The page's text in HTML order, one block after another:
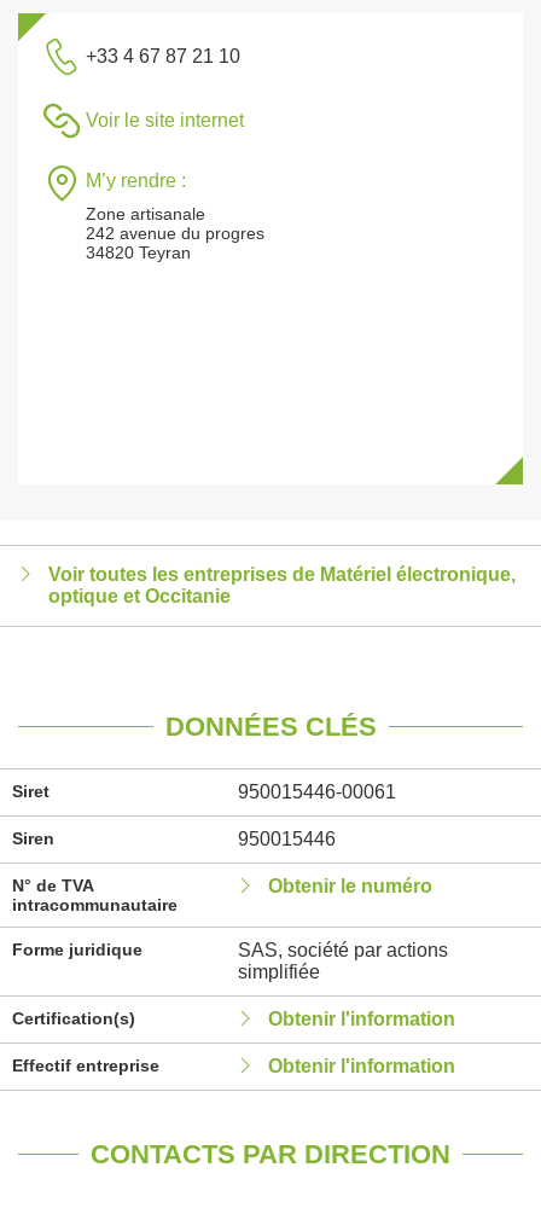
+33 4 67 87 21 10
Voir le site internet
M’y rendre :
Zone artisanale
242 avenue du progres
34820 Teyran
Voir toutes les entreprises de Matériel électronique,
optique et Occitanie
DONNÉES CLÉS
Siret 950015446-00061
Siren 950015446
N° de TVA
intracommunautaire
Obtenir le numéro
Forme juridique
SAS, société par actions
simplifiée
Certification(s) Obtenir l'information
Effectif entreprise Obtenir l'information
CONTACTS PAR DIRECTION